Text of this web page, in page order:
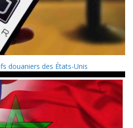
douaniers des États-Unis